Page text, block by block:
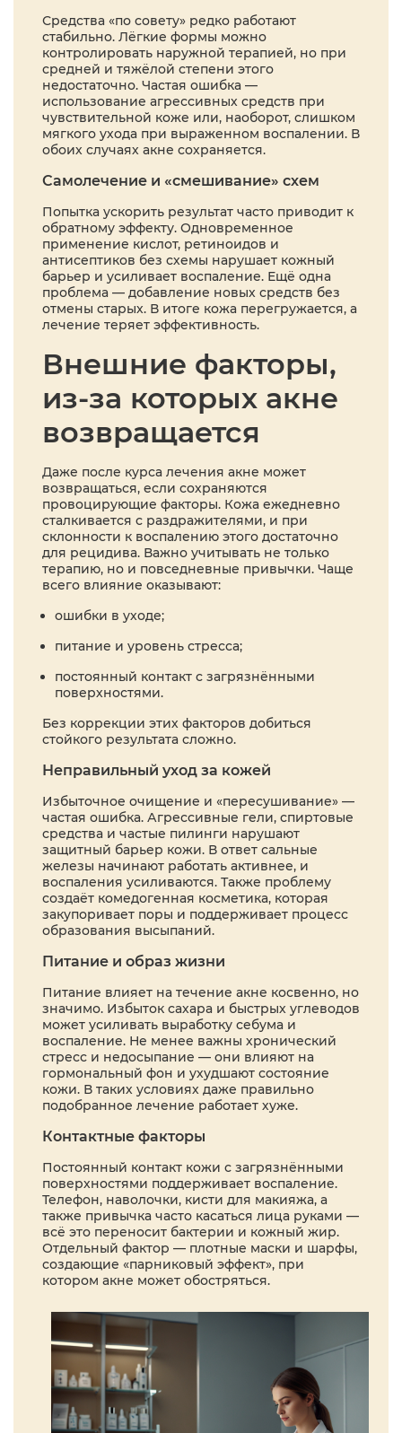
Средства «по совету» редко работают
стабильно. Лёгкие формы можно
контролировать наружной терапией, но при
средней и тяжёлой степени этого
недостаточно. Частая ошибка —
использование агрессивных средств при
чувствительной коже или, наоборот, слишком
мягкого ухода при выраженном воспалении. В
обоих случаях акне сохраняется.
Самолечение и «смешивание» схем
Попытка ускорить результат часто приводит к
обратному эффекту. Одновременное
применение кислот, ретиноидов и
антисептиков без схемы нарушает кожный
барьер и усиливает воспаление. Ещё одна
проблема — добавление новых средств без
отмены старых. В итоге кожа перегружается, а
лечение теряет эффективность.
Внешние факторы,
из-за которых акне
возвращается
Даже после курса лечения акне может
возвращаться, если сохраняются
провоцирующие факторы. Кожа ежедневно
сталкивается с раздражителями, и при
склонности к воспалению этого достаточно
для рецидива. Важно учитывать не только
терапию, но и повседневные привычки. Чаще
всего влияние оказывают:
ошибки в уходе;
питание и уровень стресса;
постоянный контакт с загрязнёнными
поверхностями.
Без коррекции этих факторов добиться
стойкого результата сложно.
Неправильный уход за кожей
Избыточное очищение и «пересушивание» —
частая ошибка. Агрессивные гели, спиртовые
средства и частые пилинги нарушают
защитный барьер кожи. В ответ сальные
железы начинают работать активнее, и
воспаления усиливаются. Также проблему
создаёт комедогенная косметика, которая
закупоривает поры и поддерживает процесс
образования высыпаний.
Питание и образ жизни
Питание влияет на течение акне косвенно, но
значимо. Избыток сахара и быстрых углеводов
может усиливать выработку себума и
воспаление. Не менее важны хронический
стресс и недосыпание — они влияют на
гормональный фон и ухудшают состояние
кожи. В таких условиях даже правильно
подобранное лечение работает хуже.
Контактные факторы
Постоянный контакт кожи с загрязнёнными
поверхностями поддерживает воспаление.
Телефон, наволочки, кисти для макияжа, а
также привычка часто касаться лица руками —
всё это переносит бактерии и кожный жир.
Отдельный фактор — плотные маски и шарфы,
создающие «парниковый эффект», при
котором акне может обостряться.